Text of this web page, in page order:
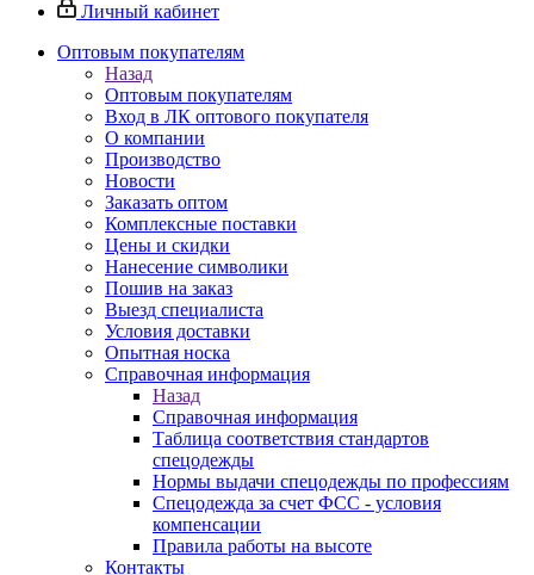
Личный кабинет
Оптовым покупателям
Назад
Оптовым покупателям
Вход в ЛК оптового покупателя
О компании
Производство
Новости
Заказать оптом
Комплексные поставки
Цены и скидки
Нанесение символики
Пошив на заказ
Выезд специалиста
Условия доставки
Опытная носка
Справочная информация
Назад
Справочная информация
Таблица соответствия стандартов
спецодежды
Нормы выдачи спецодежды по профессиям
Спецодежда за счет ФСС - условия
компенсации
Правила работы на высоте
Контакты